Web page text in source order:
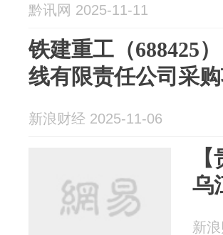
黔讯网 2025-11-11
铁建重工（688425
线有限责任公司采
新浪财经 2025-11-06
乌
新